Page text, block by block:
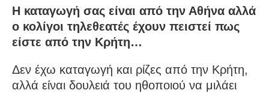
Η καταγωγή σας είναι από την Αθήνα αλλά
ο κολίγοι τηλεθεατές έχουν πειστεί πως
είστε από την Κρήτη…
Δεν έχω καταγωγή και ρίζες από την Κρήτη,
αλλά είναι δουλειά του ηθοποιού να μιλάει